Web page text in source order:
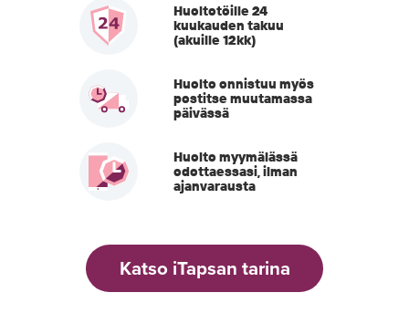
Huoltotöille 24
kuukauden takuu
(akuille 12kk)
Huolto onnistuu myös
postitse muutamassa
päivässä
Huolto myymälässä
odottaessasi, ilman
ajanvarausta
Katso iTapsan tarina